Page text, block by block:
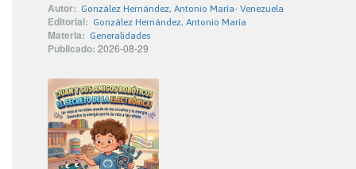
Autor: González Hernández, Antonio María- Venezuela
Editorial: González Hernández, Antonio María
Materia: Generalidades
Publicado: 2026-08-29